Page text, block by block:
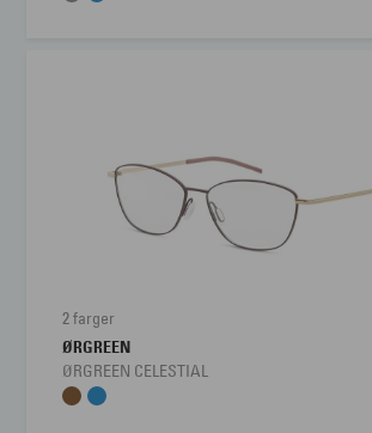
2 farger
ØRGREEN
ØRGREEN CELESTIAL